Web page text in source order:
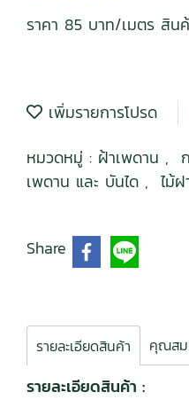
ราคา 85 บาท/เมตร สิน
เพิ่มรายการโปรด
หมวดหมู่ : ฝ้าเพดาน ,
เพดาน และ บันได , ไม้ฝ
Share
รายละเอียดสินค้า คุณส
รายละเอียดสินค้า :